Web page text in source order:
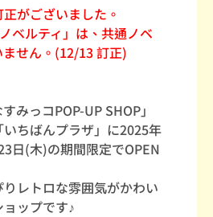
がございました。
ノベルティ」は、共通ノベ
せん。(12/13 訂正)
みっコPOP-UP SHOP」
ちばんプラザ」に2025年
日(木)の期間限定でOPEN
レトロな雰囲気がかわい
ップです♪